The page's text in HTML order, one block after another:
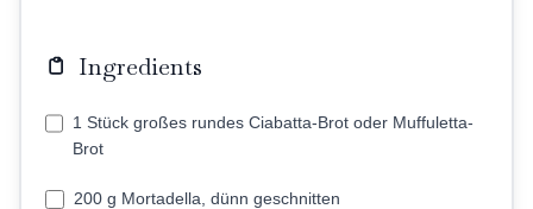
Ingredients
1 Stück großes rundes Ciabatta-Brot oder Muffuletta-
Brot
200 g Mortadella, dünn geschnitten